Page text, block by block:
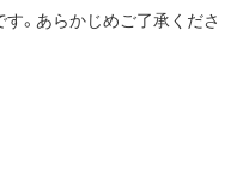
。あらかじめご了承くださ